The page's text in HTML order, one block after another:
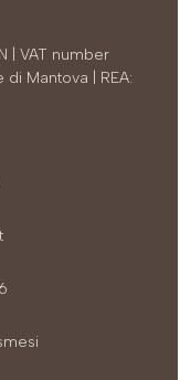
| VAT number
Mantova | REA: